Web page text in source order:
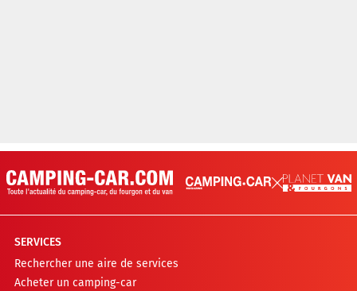
SERVICES
Rechercher une aire de services
Acheter un camping-car